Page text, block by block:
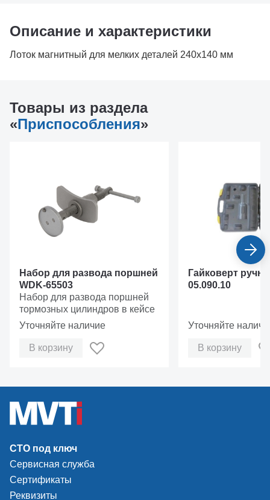
Описание и характеристики
Лоток магнитный для мелких деталей 240х140 мм
Товары из раздела
«Приспособления»
Набор для развода поршней
WDK-65503
Набор для развода поршней
тормозных цилиндров в кейсе
Уточняйте наличие
В корзину
Гайковерт
05.090.10
Уточняйте
В корзину
СТО под ключ
Сервисная служба
Сертификаты
Реквизиты